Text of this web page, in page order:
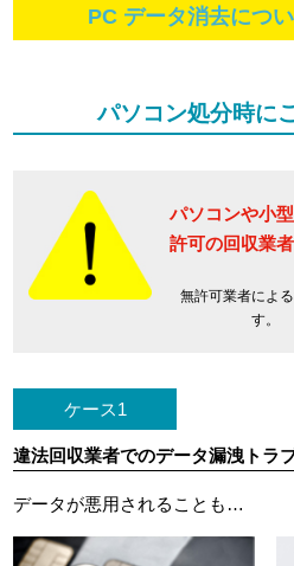
PC データ消去につ
パソコン処分時に
パソコンや小
許可の回収業
無許可業者によ
す。
ケース1
違法回収業者でのデータ漏洩トラ
データが悪用されることも…